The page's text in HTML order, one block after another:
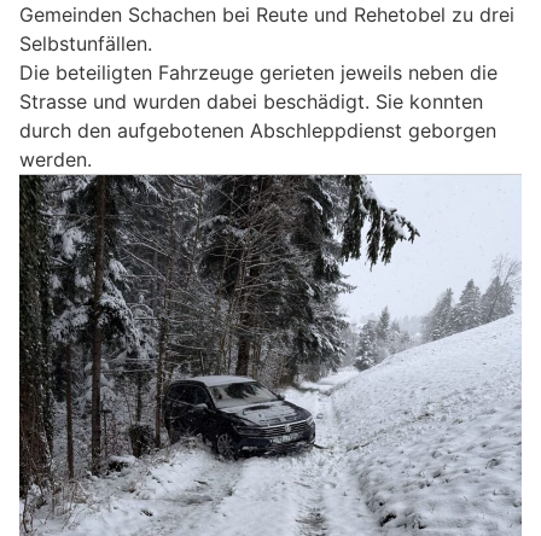
Gemeinden Schachen bei Reute und Rehetobel zu drei
Selbstunfällen.
Die beteiligten Fahrzeuge gerieten jeweils neben die
Strasse und wurden dabei beschädigt. Sie konnten
durch den aufgebotenen Abschleppdienst geborgen
werden.